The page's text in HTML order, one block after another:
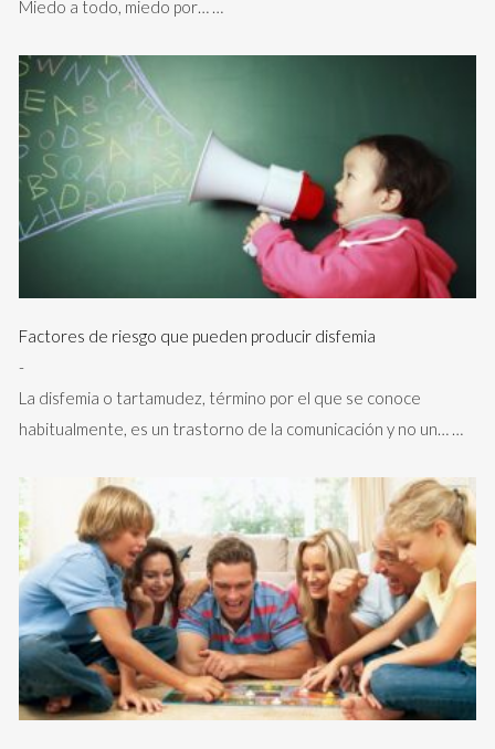
Miedo a todo, miedo por… …
Factores de riesgo que pueden producir disfemia
-
La disfemia o tartamudez, término por el que se conoce
habitualmente, es un trastorno de la comunicación y no un… …